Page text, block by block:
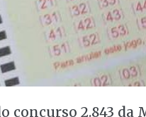
concurso 2.843 da